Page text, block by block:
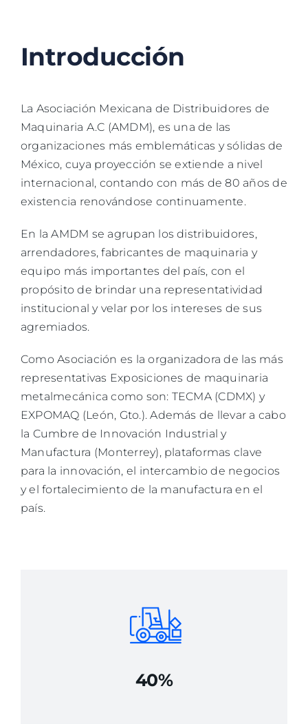
Introducción
La Asociación Mexicana de Distribuidores de
Maquinaria A.C (AMDM), es una de las
organizaciones más emblemáticas y sólidas de
México, cuya proyección se extiende a nivel
internacional, contando con más de 80 años de
existencia renovándose continuamente.
En la AMDM se agrupan los distribuidores,
arrendadores, fabricantes de maquinaria y
equipo más importantes del país, con el
propósito de brindar una representatividad
institucional y velar por los intereses de sus
agremiados.
Como Asociación es la organizadora de las más
representativas Exposiciones de maquinaria
metalmecánica como son: TECMA (CDMX) y
EXPOMAQ (León, Gto.). Además de llevar a cabo
la Cumbre de Innovación Industrial y
Manufactura (Monterrey), plataformas clave
para la innovación, el intercambio de negocios
y el fortalecimiento de la manufactura en el
país.
40%